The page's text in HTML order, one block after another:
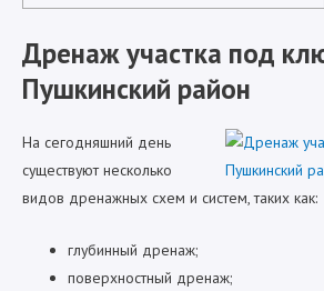
Дренаж участка под
Пушкинский район
На сегодняшний день
существуют несколько
видов дренажных схем и систем, таких как:
глубинный дренаж;
поверхностный дренаж;